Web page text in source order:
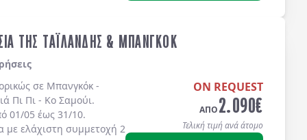
(μέγαρο του
κατοικία) και
διάφορες υπηρεσίες
κυριαρχούν οι
δεν επιτρέπεται να
Η Βιβλιοθήκη του
πλουσιότερη εθνική
ειδικά
ΤΗΣ ΤΑΪΛΑΝΔΗΣ & ΜΠΑΝΓΚΟΚ
σε Μπανγκόκ -
Πι Πι - Κο Σαμούι.
01/05 έως 31/10.
με ελάχιστη συμμετοχή 2
ON REQUEST
ΑΠΟ2.090€
Τελική τιμή ανά άτομο